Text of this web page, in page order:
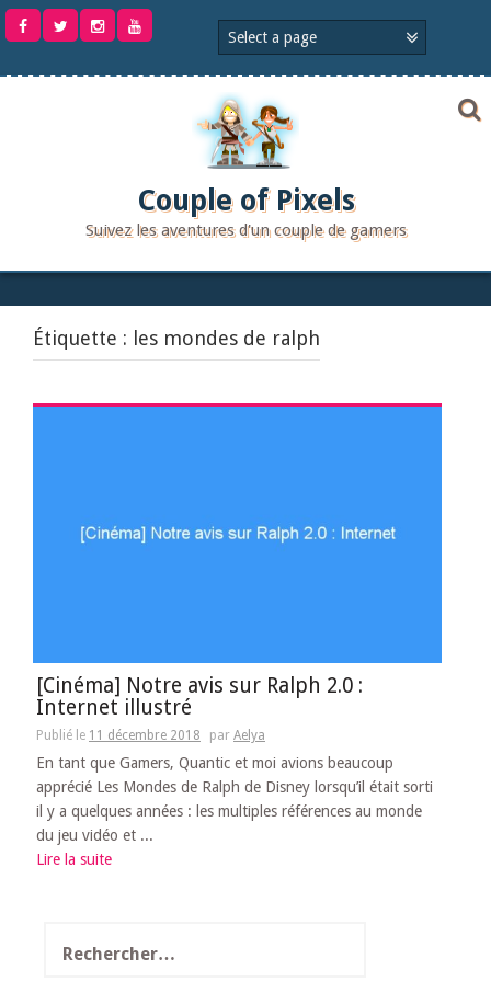
Aller
Couple of Pixels
Suivez les aventures d'un couple de gamers
Étiquette : les mondes de ralph
[Cinéma] Notre avis sur Ralph 2.0 :
Internet illustré
Publié le 11 décembre 2018 par Aelya
En tant que Gamers, Quantic et moi avions beaucoup
apprécié Les Mondes de Ralph de Disney lorsqu’il était sorti
il y a quelques années : les multiples références au monde
du jeu vidéo et ...
Lire la suite